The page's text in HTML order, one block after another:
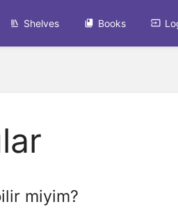
Shelves Books
miyim?